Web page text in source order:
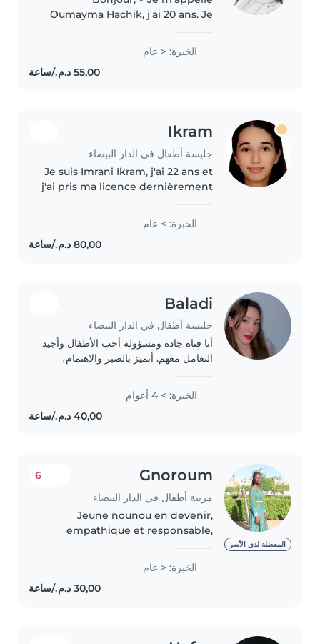
Oumayma Hachik, j'ai 20 ans. Je
j'ai une expérience de 4 mois en
tant qu'animatrice en crèche à
Fès. > Je sais m'occuper des..
الخبرة: < عام
Ikram
جليسة أطفال في الدار البيضاء
Je suis Imrani Ikram, j'ai 22 ans et
j'ai pris ma licence dernièrement
calme, patiente et creative. Je
trouve que je peux toujours..
الخبرة: > عام
Baladi
جليسة أطفال في الدار البيضاء
أنا فتاة جادة ومسؤولة أحب الأطفال وأجيد
التعامل معهم. أتميز بالصبر والاهتمام،
أسعى إلى توفير جو مليء بالطمأنينة
والمرح أثناء الاعتناء بهم
الخبرة: > 4 أعوام
المفضلة لدى الأسر
Gnoroum
مربية أطفال في الدار البيضاء
6
Jeune nounou en devenir,
empathique et responsable,
enfants à votre domicile.
Étudiante en maintenance
biomédicale, je suis patiente et
الخبرة: < عام